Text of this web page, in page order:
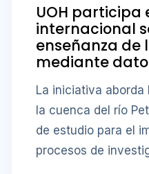
UOH participa
internacional
enseñanza de
mediante
La iniciativa
la cuenca del río
de estudio para el
procesos de